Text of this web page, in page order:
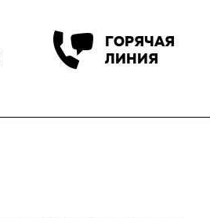
ГОРЯЧАЯ
ЛИНИЯ